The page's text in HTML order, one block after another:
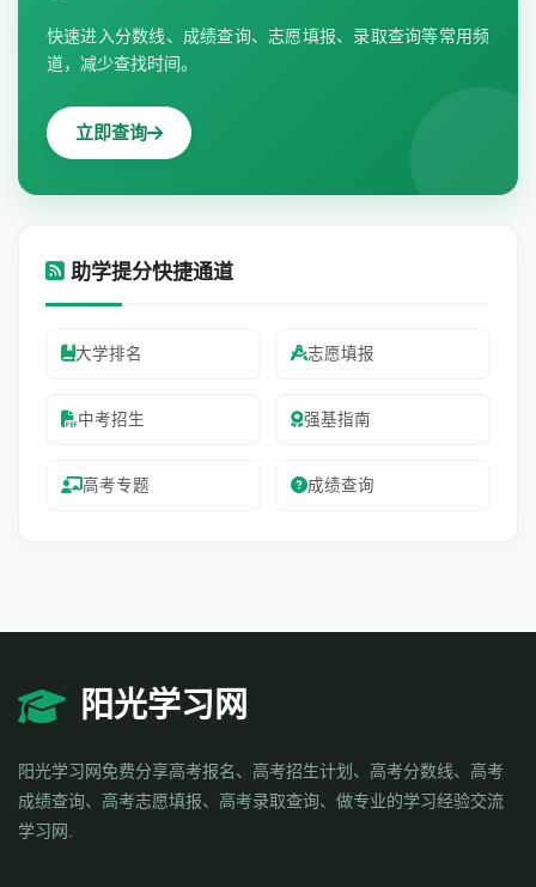
快速进入分数线、成绩查询、志愿填报、录取查询等常用频
道，减少查找时间。
立即查询
助学提分快捷通道
大学排名 志愿填报
中考招生 强基指南
高考专题 成绩查询
阳光学习网
阳光学习网免费分享高考报名、高考招生计划、高考分数线、高考
成绩查询、高考志愿填报、高考录取查询、做专业的学习经验交流
学习网.